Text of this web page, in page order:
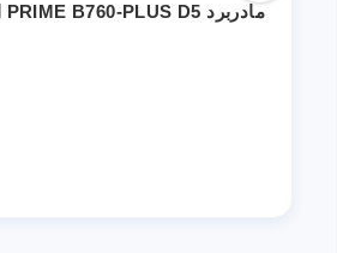
مادربرد PRIME B760-PLUS D5 ایسوس سوکت 1700